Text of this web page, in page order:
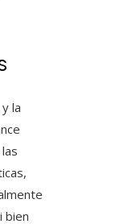
la
bien